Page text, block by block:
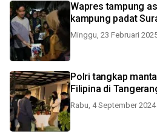
Wapres tampung
kampung padat
Minggu, 23 Februari
Polri tangkap
Filipina di
Rabu, 4 September 2024